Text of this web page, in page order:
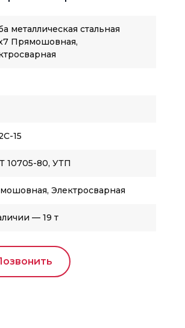
металлическая стальная
Прямошовная,
15
10705-80, УТП
Электросварная
— 19 т